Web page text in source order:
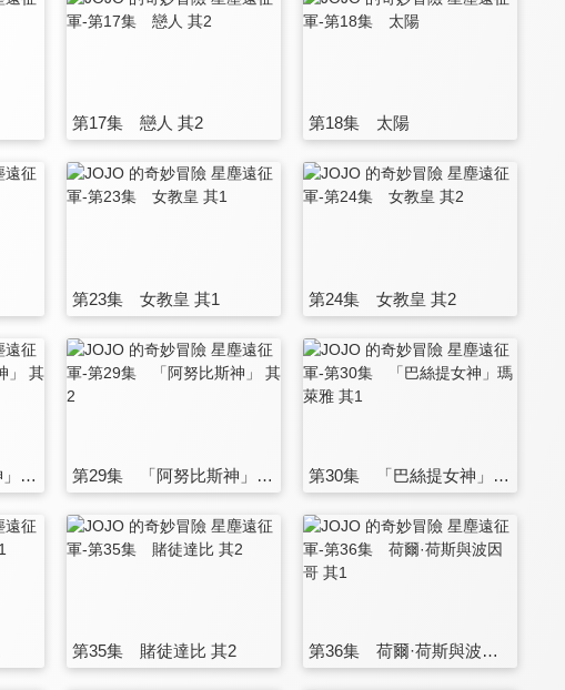
第17集 戀人 其2 第18集 太陽
第23集 女教皇 其1 第24集 女教皇 其2
第28集 「阿努比斯神」 其1 第29集 「阿努比斯神」 其2 第30集 「巴絲提女神」瑪萊雅 其1
第35集 賭徒達比 其2 第36集 荷爾·荷斯與波因哥 其1